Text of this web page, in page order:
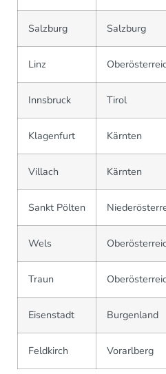
Salzburg Salzburg
Linz
Innsbruck Tirol
Klagenfurt Kärnten
Villach Kärnten
Sankt Pölten
Wels
Traun
Eisenstadt Burgenland
Feldkirch Vorarlberg